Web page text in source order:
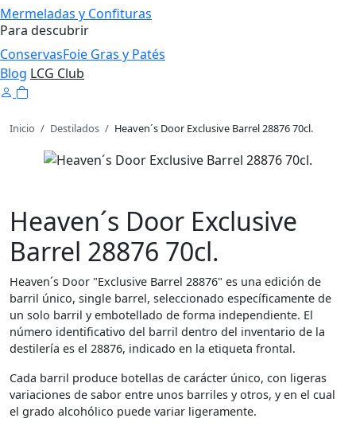
Mermeladas y Confituras
Para descubrir
ConservasFoie Gras y Patés
Blog LCG Club
Inicio / Destilados / Heaven´s Door Exclusive Barrel 28876 70cl.
Heaven´s Door Exclusive
Barrel 28876 70cl.
Heaven´s Door "Exclusive Barrel 28876" es una edición de
barril único, single barrel, seleccionado específicamente de
un solo barril y embotellado de forma independiente. El
número identificativo del barril dentro del inventario de la
destilería es el 28876, indicado en la etiqueta frontal.
Cada barril produce botellas de carácter único, con ligeras
variaciones de sabor entre unos barriles y otros, y en el cual
el grado alcohólico puede variar ligeramente.